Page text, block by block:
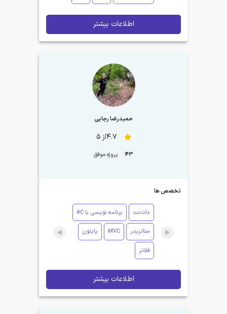
اطلاعات بیشتر
حمیدرضا رجایی
4.7از 5
43 پروژه موفق
تخصص ها
دات‌نت برنامه نویسی با C#
متاتریدر MVC پایتون
فلاتر
اطلاعات بیشتر